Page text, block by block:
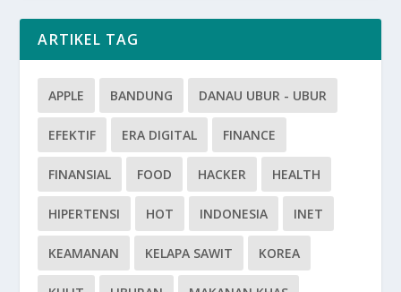
ARTIKEL TAG
APPLE BANDUNG DANAU UBUR - UBUR
EFEKTIF ERA DIGITAL FINANCE
FINANSIAL FOOD HACKER HEALTH
HIPERTENSI HOT INDONESIA INET
KEAMANAN KELAPA SAWIT KOREA